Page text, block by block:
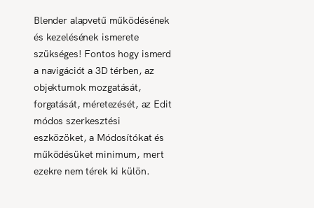
Blender alapvetű működésének
és kezelésének ismerete
szükséges! Fontos hogy ismerd
a navigációt a 3D térben, az
objektumok mozgatását,
forgatását, méretezését, az Edit
módos szerkesztési
eszközöket, a Módosítókat és
működésüket minimum, mert
ezekre nem térek ki külön.